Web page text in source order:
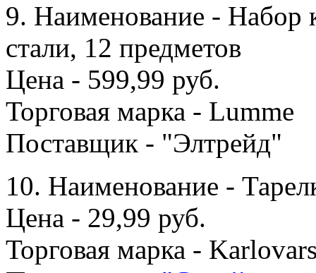
9. Наименование - Набор
стали, 12 предметов
Цена - 599,99 руб.
Торговая марка - Lumme
Поставщик - "Элтрейд"
10. Наименование -
Цена - 29,99 руб.
Торговая марка -